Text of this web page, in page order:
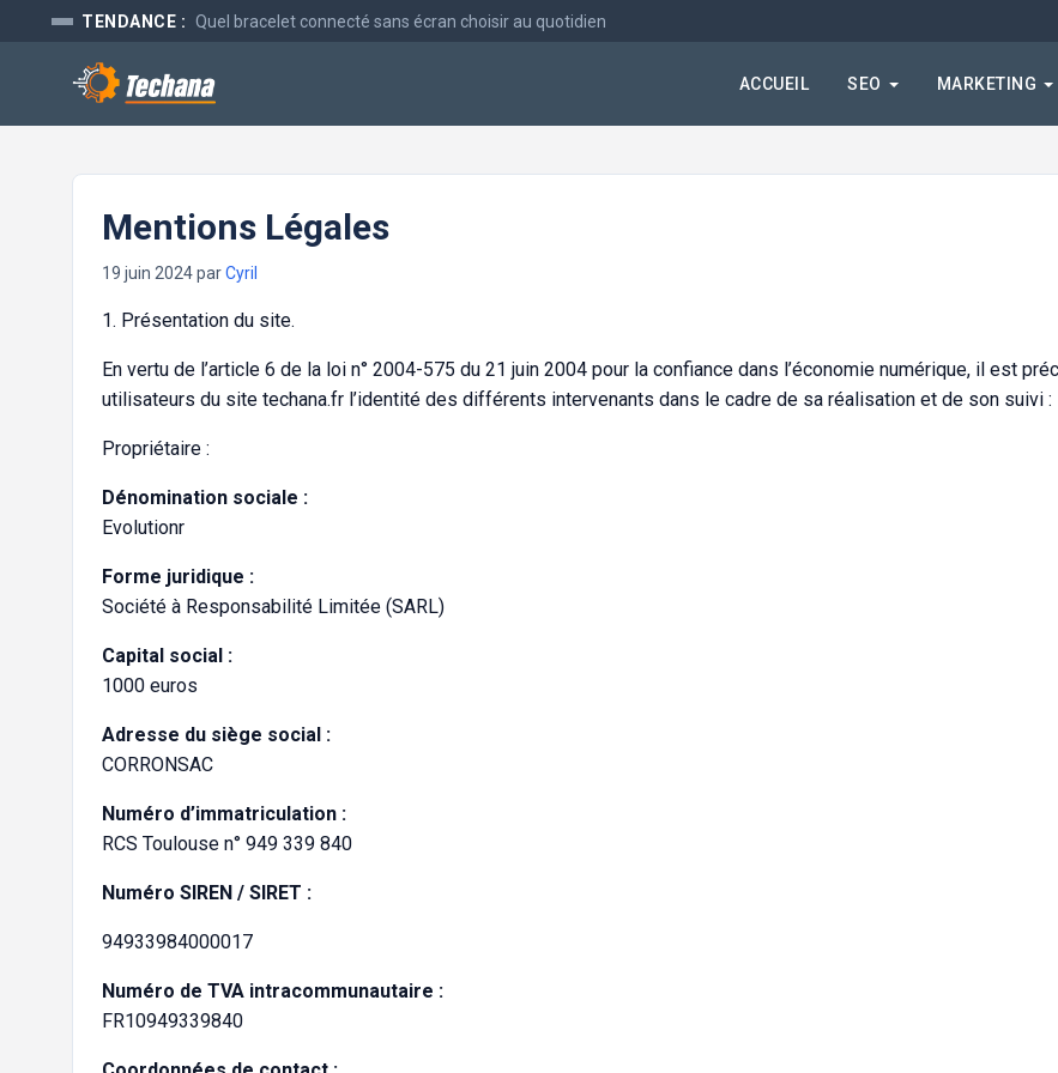
TENDANCE : Quel bracelet connecté sans écran choisir au quotidien
ACCUEIL SEO MARKETING
Mentions Légales
19 juin 2024parCyril
1. Présentation du site.
En vertu de l’article 6 de la loi n° 2004-575 du 21 juin 2004 pour la confiance dans l’économie numérique, il est
utilisateurs du site techana.fr l’identité des différents intervenants dans le cadre de sa réalisation et de son suivi :
Propriétaire :
Dénomination sociale :
Evolutionr
Forme juridique :
Société à Responsabilité Limitée (SARL)
Capital social :
1000 euros
Adresse du siège social :
CORRONSAC
Numéro d’immatriculation :
RCS Toulouse n° 949 339 840
Numéro SIREN / SIRET :
94933984000017
Numéro de TVA intracommunautaire :
FR10949339840